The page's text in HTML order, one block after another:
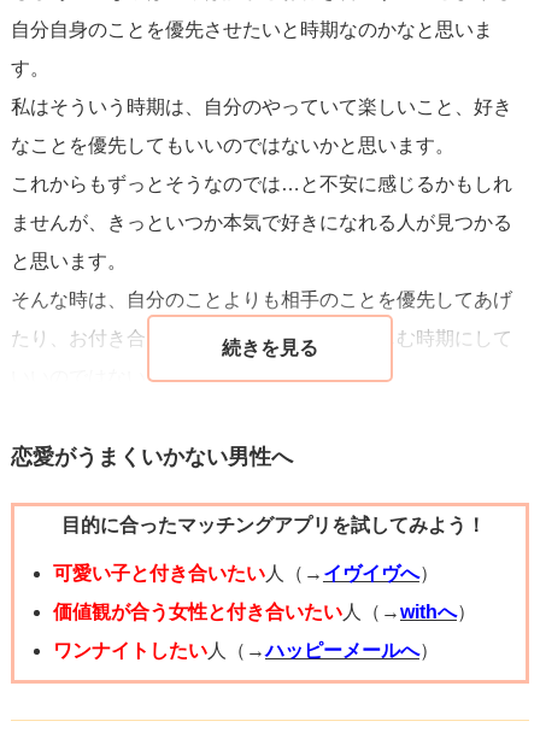
自分自身のことを優先させたいと時期なのかなと思いま
す。
私はそういう時期は、自分のやっていて楽しいこと、好き
なことを優先してもいいのではないかと思います。
これからもずっとそうなのでは…と不安に感じるかもしれ
ませんが、きっといつか本気で好きになれる人が見つかる
と思います。
そんな時は、自分のことよりも相手のことを優先してあげ
たり、お付き合いをしてみたり、恋愛を楽しむ時期にして
いいのではないでしょうか。
期だと捉えてみてください。
見をもたらしてくれたとポジティブに考えてみてください
ね。
一度自分の気持ちを整理して、あなたの素直な気持ちを彼
女に伝えてみてください。
それでも付き合うと言ってくれるならば、あなたのペース
に合わせてもらいながらお付き合いを続けてもいいです
恋愛がうまくいかない男性へ
目的に合ったマッチングアプリを試してみよう！
可愛い子と付き合いたい人（→ イヴイヴへ）
価値観が合う女性と付き合いたい人（→withへ）
ワンナイトしたい人（→ハッピーメールへ）